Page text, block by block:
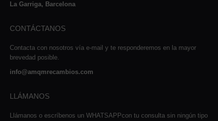
La Garriga, Barcelona
CONTÁCTANOS
Contacta con nosotros vía e-mail y te responderemos en la mayor
brevedad posible.
info@amqmrecambios.com
LLÁMANOS
Llámanos o escríbenos un WHATSAPPcon tu consulta sin ningún tipo